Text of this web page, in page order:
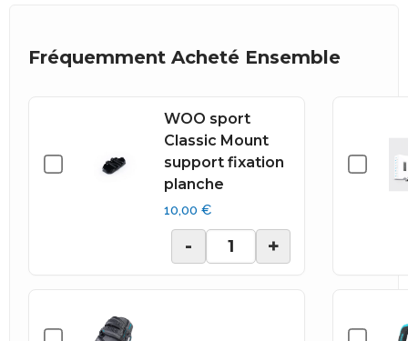
Fréquemment Acheté Ensemble
WOO sport
Classic Mount
support fixation
planche
10,00 €
- +